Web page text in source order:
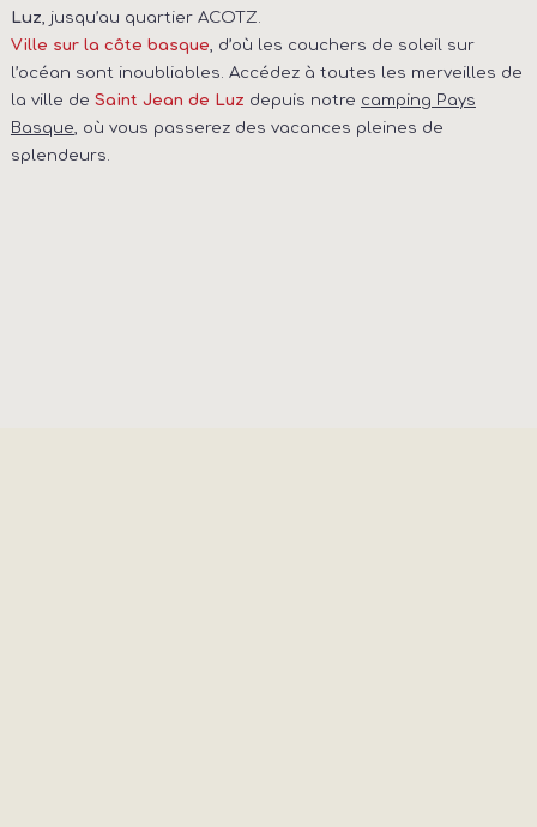
Luz , jusqu’au quartier ACOTZ.
Ville sur la côte basque
, d’où les couchers de soleil sur
l’océan sont inoubliables. Accédez à toutes les merveilles de
la ville de Saint Jean de Luz depuis notre camping Pays
Basque , où vous passerez des vacances pleines de
splendeurs.